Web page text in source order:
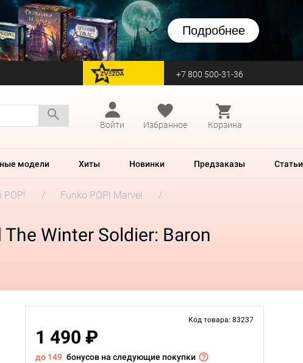
Подробнее
перейти на Zvezda +7 800 500-31-36
Войти
Избранное Корзина
модели Хиты Новинки Предзаказы Статьи
POP!
Funko POP! Marvel
Winter Soldier: Baron
Код товара: 83237
1 490 ₽
до 149 бонусов на следующие покупки